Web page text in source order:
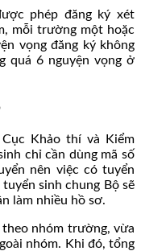
phép đăng ký xét
mỗi trường một hoặc
vọng đăng ký không
quá 6 nguyện vọng ở
Khảo thí và Kiểm
chỉ cần dùng mã số
nên việc có tuyển
sinh chung Bộ sẽ
làm nhiều hồ sơ.
nhóm trường, vừa
nhóm. Khi đó, tổng